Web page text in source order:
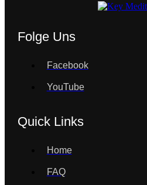
Folge Uns
Facebook
YouTube
Quick Links
Home
FAQ